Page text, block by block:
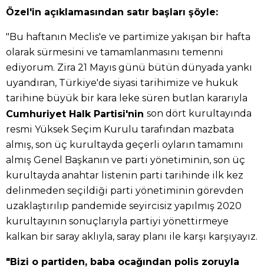
Özel'in açıklamasından satır başları şöyle:
"Bu haftanın Meclis'e ve partimize yakışan bir hafta
olarak sürmesini ve tamamlanmasını temenni
ediyorum. Zira 21 Mayıs günü bütün dünyada yankı
uyandıran, Türkiye'de siyasi tarihimize ve hukuk
tarihine büyük bir kara leke süren butlan kararıyla
Cumhuriyet Halk Partisi'nin son dört kurultayında
resmi Yüksek Seçim Kurulu tarafından mazbata
almış, son üç kurultayda geçerli oyların tamamını
almış Genel Başkanın ve parti yönetiminin, son üç
kurultayda anahtar listenin parti tarihinde ilk kez
delinmeden seçildiği parti yönetiminin görevden
uzaklaştırılıp pandemide seyircisiz yapılmış 2020
kurultayının sonuçlarıyla partiyi yönettirmeye
kalkan bir saray aklıyla, saray planı ile karşı karşıyayız.
"Bizi o partiden, baba ocağından polis zoruyla